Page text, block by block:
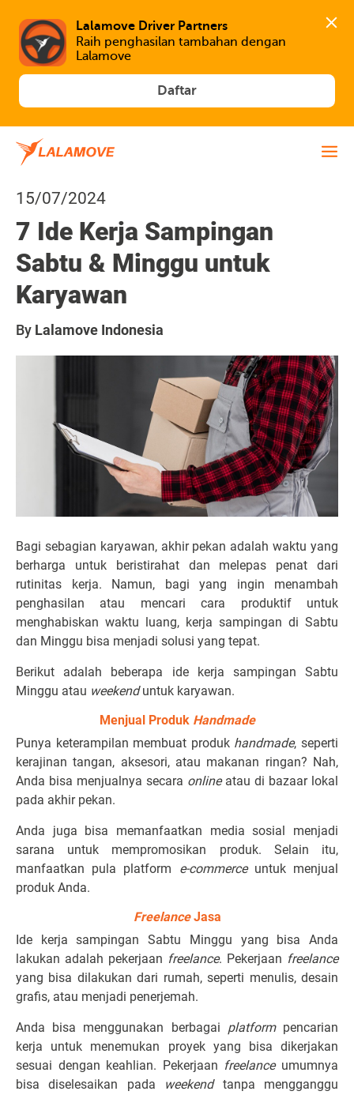
Lalamove Driver Partners
Raih penghasilan tambahan dengan
Lalamove
Daftar
15/07/2024
7 Ide Kerja Sampingan
Sabtu & Minggu untuk
Karyawan
By Lalamove Indonesia
Bagi sebagian karyawan, akhir pekan adalah waktu yang
berharga untuk beristirahat dan melepas penat dari
rutinitas kerja. Namun, bagi yang ingin menambah
penghasilan atau mencari cara produktif untuk
menghabiskan waktu luang, kerja sampingan di Sabtu
dan Minggu bisa menjadi solusi yang tepat.
Berikut adalah beberapa ide kerja sampingan Sabtu
Minggu atau weekenduntuk karyawan.
Menjual Produk Handmade
Punya keterampilan membuat produk handmade, seperti
kerajinan tangan, aksesori, atau makanan ringan? Nah,
Anda bisa menjualnya secara onlineatau di bazaar lokal
pada akhir pekan.
Anda juga bisa memanfaatkan media sosial menjadi
sarana untuk mempromosikan produk. Selain itu,
manfaatkan pula platform e-commerceuntuk menjual
produk Anda.
FreelanceJasa
Ide kerja sampingan Sabtu Minggu yang bisa Anda
lakukan adalah pekerjaan freelance. Pekerjaan freelance
yang bisa dilakukan dari rumah, seperti menulis, desain
grafis, atau menjadi penerjemah.
Anda bisa menggunakan berbagai platformpencarian
kerja untuk menemukan proyek yang bisa dikerjakan
sesuai dengan keahlian. Pekerjaan freelanceumumnya
bisa diselesaikan pada weekendtanpa mengganggu